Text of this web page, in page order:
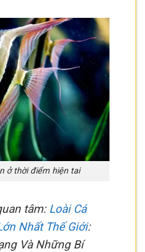
ở thời điểm hiện tai
tâm: Loài Cá
Nhất Thế Giới:
Và Những Bí